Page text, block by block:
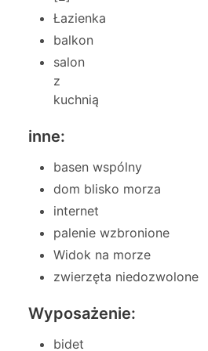
Łazienka
balkon
salon
z
kuchnią
inne:
basen wspólny
dom blisko morza
internet
palenie wzbronione
Widok na morze
zwierzęta niedozwolone
Wyposażenie:
bidet